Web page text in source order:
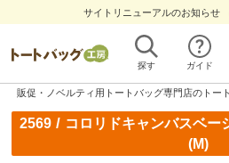
サイトリニューアルのお知らせ
探す ガイド
販促・ノベルティ用トートバッグ専門店のトー
2569 / コロリドキャンバスベー
(M)